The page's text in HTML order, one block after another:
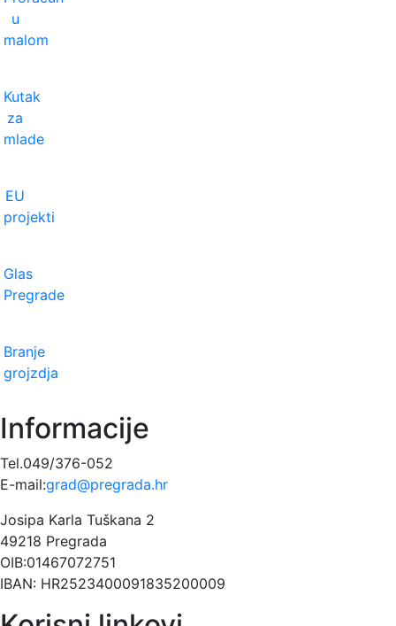
u
malom
Kutak
za
mlade
EU
projekti
Glas
Pregrade
Branje
grojzdja
Informacije
Tel.049/376-052
E-mail:grad@pregrada.hr
Josipa Karla Tuškana 2
49218 Pregrada
OIB:01467072751
IBAN: HR2523400091835200009